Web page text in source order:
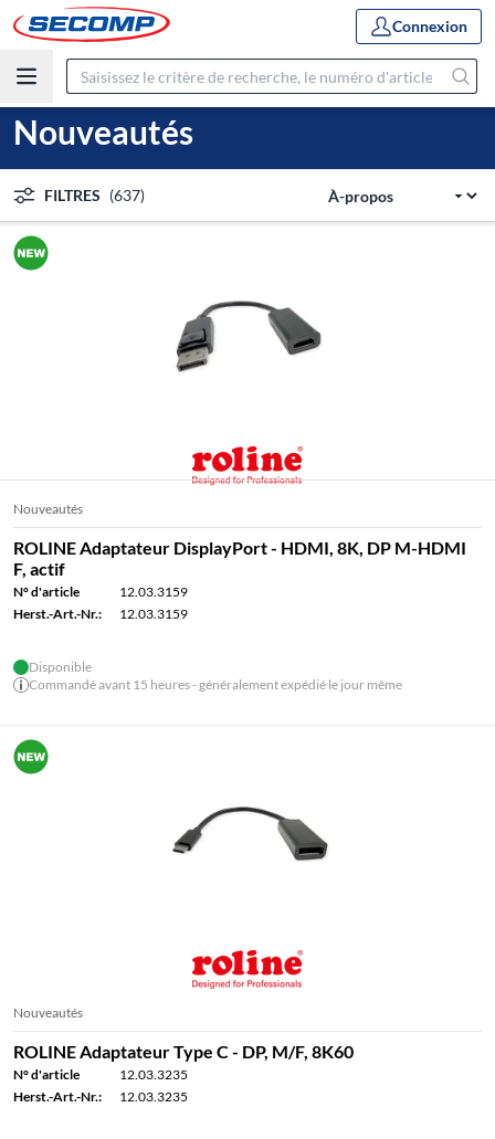
Connexion
Nouveautés
FILTRES (637)
Nouveautés
ROLINE Adaptateur DisplayPort - HDMI, 8K, DP M-HDMI
F, actif
N° d'article
12.03.3159
Herst.-Art.-Nr.:
12.03.3159
Disponible
Commandé avant 15 heures - généralement expédié le jour même
Nouveautés
ROLINE Adaptateur Type C - DP, M/F, 8K60
N° d'article
12.03.3235
Herst.-Art.-Nr.:
12.03.3235